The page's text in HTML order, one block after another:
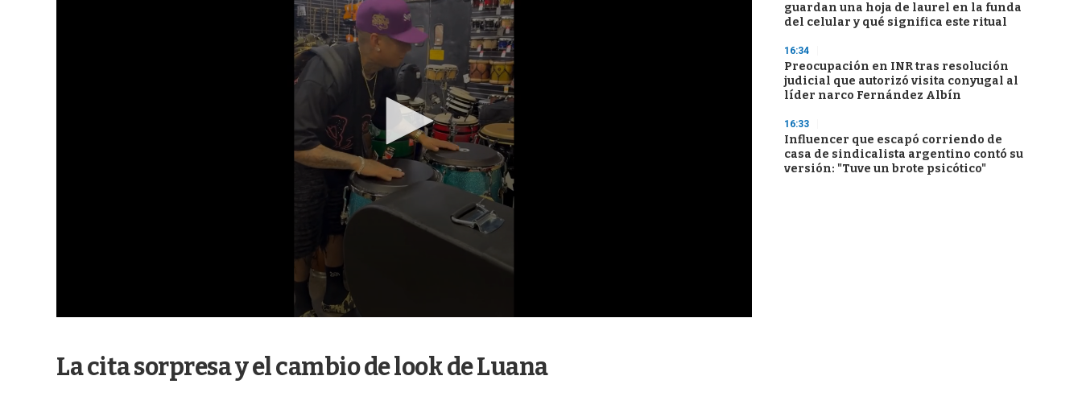
La cita sorpresa y el cambio de look de Luana
guardan una hoja de laurel en la funda
del celular y qué significa este ritual
16:34
Preocupación en INR tras resolución
judicial que autorizó visita conyugal al
líder narco Fernández Albín
16:33
Influencer que escapó corriendo de
casa de sindicalista argentino contó su
versión: "Tuve un brote psicótico"